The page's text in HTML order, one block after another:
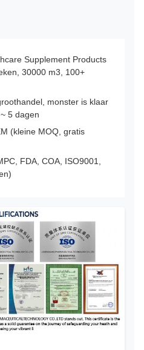
Supplement Products
30000 m3, 100+
monster is klaar
5 dagen
(kleine MOQ, gratis
FDA, COA, ISO9001,